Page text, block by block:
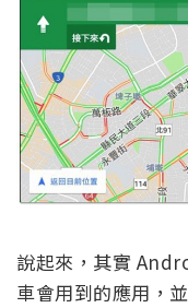
說起來，其實
車會用到的應用，